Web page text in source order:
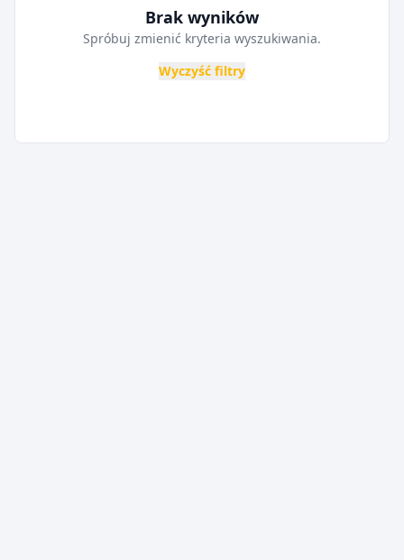
Brak wyników
Spróbuj zmienić kryteria wyszukiwania.
Wyczyść filtry